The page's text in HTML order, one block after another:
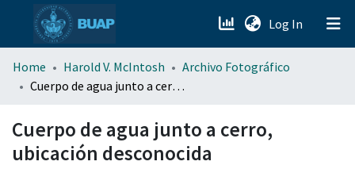
Log In (current)
menu.section.about_menu
Home Harold V. McIntosh
Archivo Fotográfico
Cuerpo de agua junto a cerro, ubicación desconocida
Cuerpo de agua junto a cerro,
ubicación desconocida